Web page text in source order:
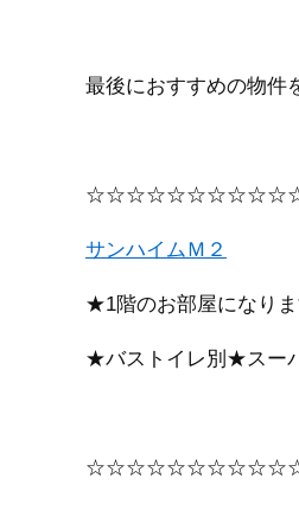
最後におすすめの物件
サンハイムＭ２
★1階のお部屋になり
★バストイレ別★スー